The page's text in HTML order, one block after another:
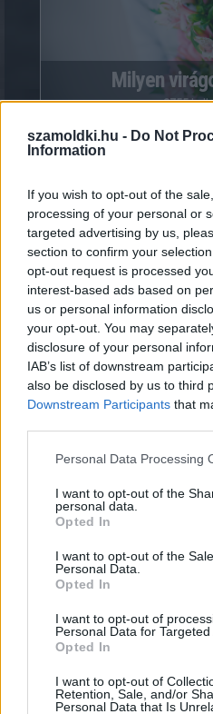
szamoldki.hu - Do Not
Information
If you wish to opt-out of the
processing of your personal or
targeted advertising by us,
section to confirm your
opt-out request is processed
interest-based ads based on
us or personal information
your opt-out. You may
disclosure of your personal
IAB’s list of downstream
also be disclosed by us to third
Downstream Participants that
Please note that this website/
not limited to your visit or
grant or deny consent to
use your data for below
consent section.
Personal Data Processing
I want to opt-out of the
personal data.
Opted In
I want to opt-out of the
Personal Data.
Opted In
I want to opt-out of
Personal Data for Targeted
Opted In
I want to opt-out of
Retention, Sale, and/or
Personal Data that Is
Milyen
3755
Mennyire vagy
3365
993